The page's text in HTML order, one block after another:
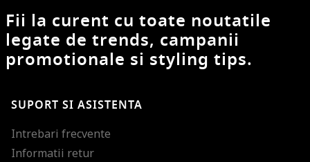
Fii la curent cu toate noutatile
legate de trends, campanii
promotionale si styling tips.
SUPORT SI ASISTENTA
Intrebari frecvente
Informatii retur